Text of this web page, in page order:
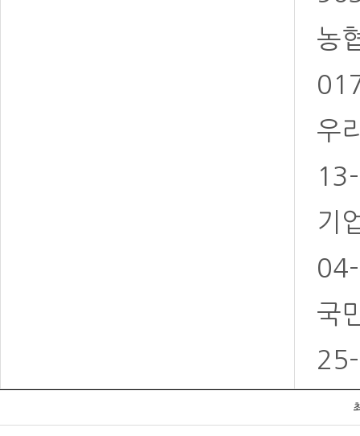
농
우
기
국